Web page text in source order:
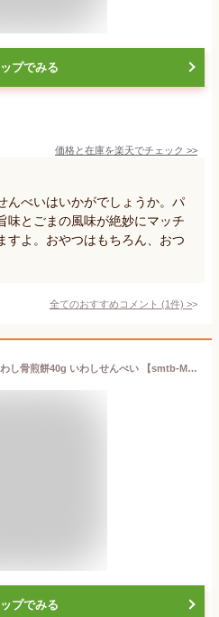
プでみる
価格と在庫を楽天でチェック >>
んべいはいかがでしょうか。パ
味とごまの風味が絶妙にマッチ
すよ。おやつはもちろん、おつ
全てのおすすめコメント (1件) >
【送料無料】メール便 いわし骨煎餅40g いわしせんべい 【smtb-MS】
プでみる